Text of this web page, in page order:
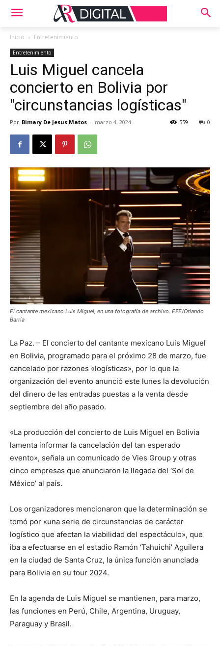
Inicio Entretenimiento
Entretenimiento
Luis Miguel cancela
concierto en Bolivia por
"circunstancias logísticas"
Por Bimary De Jesus Matos - marzo 4, 2024 0
559
El cantante mexicano Luis Miguel, en una fotografía de archivo. EFE/Orlando
Barría
La Paz. – El concierto del cantante mexicano Luis Miguel
en Bolivia, programado para el próximo 28 de marzo, fue
cancelado por razones «logísticas», por lo que la
organización del evento anunció este lunes la devolución
del dinero de las entradas puestas a la venta desde
septiembre del año pasado.
«La producción del concierto de Luis Miguel en Bolivia
lamenta informar la cancelación del tan esperado
evento», señala un comunicado de Vies Group y otras
cinco empresas que anunciaron la llegada del ‘Sol de
México’ al país.
Los organizadores mencionaron que la determinación se
tomó por «una serie de circunstancias de carácter
logístico que afectan la viabilidad del espectáculo», que
iba a efectuarse en el estadio Ramón ‘Tahuichi’ Aguilera
en la ciudad de Santa Cruz, la única función anunciada
para Bolivia en su tour 2024.
En la agenda de Luis Miguel se mantienen, para marzo,
las funciones en Perú, Chile, Argentina, Uruguay,
Paraguay y Brasil.